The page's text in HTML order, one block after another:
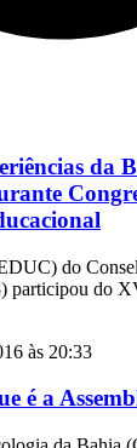
da
do
participou do
às 20:33
é a